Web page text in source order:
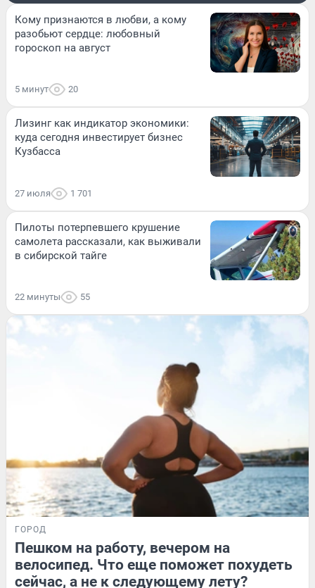
Кому признаются в любви, а кому
разобьют сердце: любовный
гороскоп на август
5 минут 20
Лизинг как индикатор экономики:
куда сегодня инвестирует бизнес
Кузбасса
27 июля 1 701
Пилоты потерпевшего крушение
самолета рассказали, как выживали
в сибирской тайге
22 минуты 55
ГОРОД
Пешком на работу, вечером на
велосипед. Что еще поможет похудеть
сейчас, а не к следующему лету?